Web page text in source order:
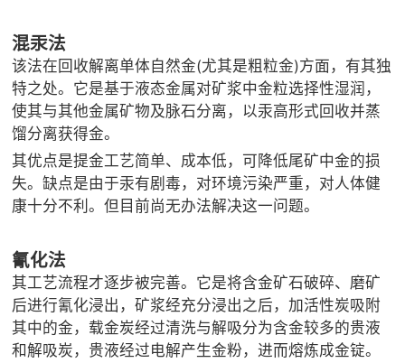
混汞法
该法在回收解离单体自然金(尤其是粗粒金)方面，有其独
特之处。它是基于液态金属对矿浆中金粒选择性湿润，
使其与其他金属矿物及脉石分离，以汞高形式回收并蒸
馏分离获得金。
其优点是提金工艺简单、成本低，可降低尾矿中金的损
失。缺点是由于汞有剧毒，对环境污染严重，对人体健
康十分不利。但目前尚无办法解决这一问题。
氰化法
其工艺流程才逐步被完善。它是将含金矿石破碎、磨矿
后进行氰化浸出，矿浆经充分浸出之后，加活性炭吸附
其中的金，载金炭经过清洗与解吸分为含金较多的贵液
和解吸炭，贵液经过电解产生金粉，进而熔炼成金锭。